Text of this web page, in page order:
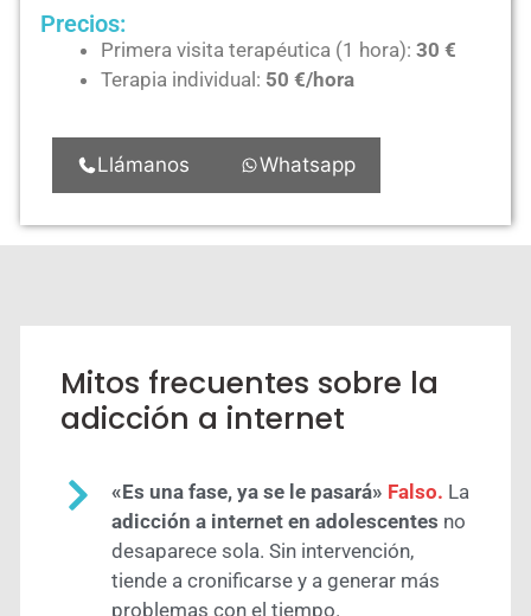
Precios:
Primera visita terapéutica (1 hora): 30 €
Terapia individual: 50 €/hora
Llámanos Whatsapp
Mitos frecuentes sobre la
adicción a internet
«Es una fase, ya se le pasará» Falso. La
adicción a internet en adolescentes no
desaparece sola. Sin intervención,
tiende a cronificarse y a generar más
problemas con el tiempo.